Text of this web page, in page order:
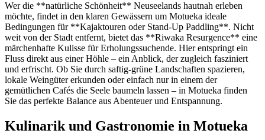
Wer die **natürliche Schönheit** Neuseelands hautnah erleben
möchte, findet in den klaren Gewässern um Motueka ideale
Bedingungen für **Kajaktouren oder Stand-Up Paddling**. Nicht
weit von der Stadt entfernt, bietet das **Riwaka Resurgence** eine
märchenhafte Kulisse für Erholungssuchende. Hier entspringt ein
Fluss direkt aus einer Höhle – ein Anblick, der zugleich fasziniert
und erfrischt. Ob Sie durch saftig-grüne Landschaften spazieren,
lokale Weingüter erkunden oder einfach nur in einem der
gemütlichen Cafés die Seele baumeln lassen – in Motueka finden
Sie das perfekte Balance aus Abenteuer und Entspannung.
Kulinarik und Gastronomie in Motueka